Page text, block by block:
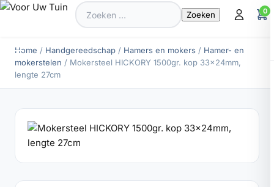
Zoeken
naar:
0
Home / Handgereedschap / Hamers en mokers / Hamer- en
mokerstelen / Mokersteel HICKORY 1500gr. kop 33x24mm,
lengte 27cm